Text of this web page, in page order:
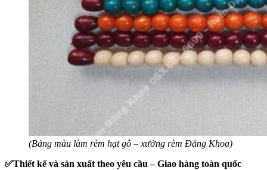
(Bảng màu làm rèm hạt gỗ – xưởng rèm Đăng Khoa)
✅Thiết kế và sản xuất theo yêu cầu – Giao hàng toàn quốc